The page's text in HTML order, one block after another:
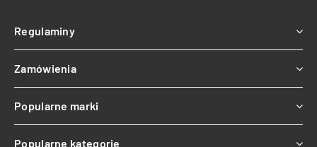
Regulaminy
Zamówienia
Popularne marki
Popularne kategorie